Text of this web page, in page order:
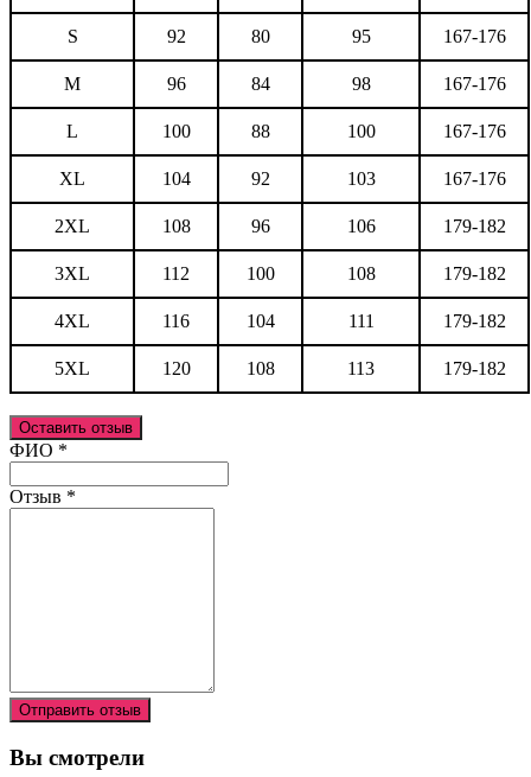
S 92 80 95 167-176
M 96 84 98 167-176
L 100 88 100 167-176
XL 104 92 103 167-176
2XL 108 96 106 179-182
3XL 112 100 108 179-182
4XL 116 104 111 179-182
5XL 120 108 113 179-182
Оставить отзыв
Ваш отзыв был отправлен!
ФИО *
Отзыв *
Отправить отзыв
Вы смотрели